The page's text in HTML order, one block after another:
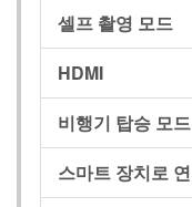
셀프 촬영 모드
HDMI
비행기 탑승 모드
스마트 장치로